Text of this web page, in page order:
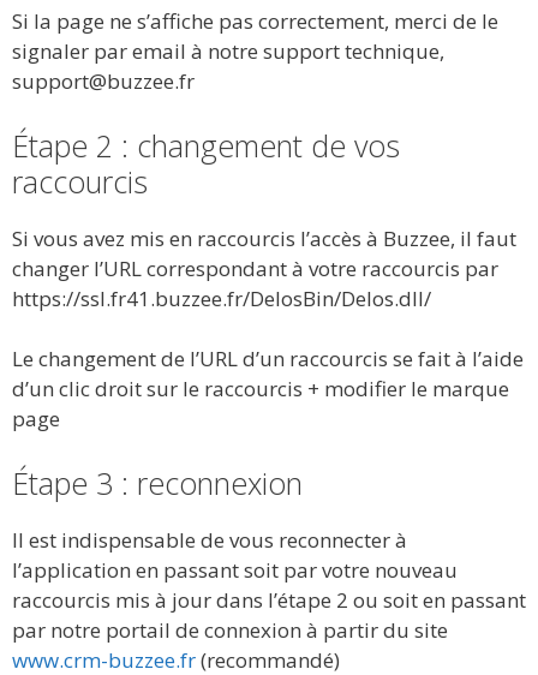
Si la page ne s’affiche pas correctement, merci de le
signaler par email à notre support technique,
support@buzzee.fr
Étape 2 : changement de vos
raccourcis
Si vous avez mis en raccourcis l’accès à Buzzee, il faut
changer l’URL correspondant à votre raccourcis par
https://ssl.fr41.buzzee.fr/DelosBin/Delos.dll/
Le changement de l’URL d’un raccourcis se fait à l’aide
d’un clic droit sur le raccourcis + modifier le marque
page
Étape 3 : reconnexion
Il est indispensable de vous reconnecter à
l’application en passant soit par votre nouveau
raccourcis mis à jour dans l’étape 2 ou soit en passant
par notre portail de connexion à partir du site
www.crm-buzzee.fr(recommandé)